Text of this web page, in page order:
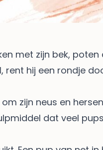
met zijn bek,
rent hij een rondje
zijn neus en
dat veel